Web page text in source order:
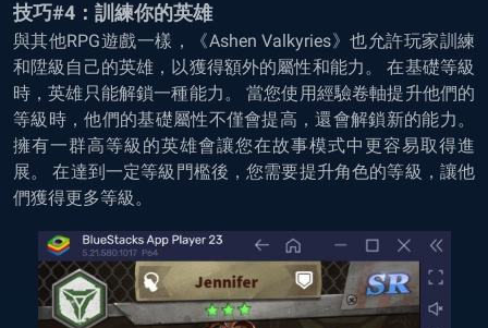
技巧#4：訓練你的英雄
與其他RPG遊戲一樣，《Ashen Valkyries》也允許玩家訓練
和陞級自己的英雄，以獲得額外的屬性和能力。 在基礎等級
時，英雄只能解鎖一種能力。 當您使用經驗卷軸提升他們的
等級時，他們的基礎屬性不僅會提高，還會解鎖新的能力。
擁有一群高等級的英雄會讓您在故事模式中更容易取得進
展。 在達到一定等級門檻後，您需要提升角色的等級，讓他
們獲得更多等級。